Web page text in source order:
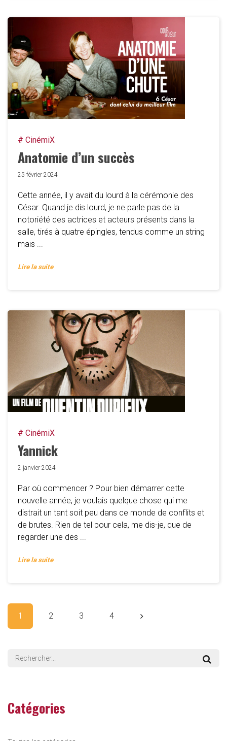
# CinémiX
Anatomie d’un succès
25 février 2024
Cette année, il y avait du lourd à la cérémonie des
César. Quand je dis lourd, je ne parle pas de la
notoriété des actrices et acteurs présents dans la
salle, tirés à quatre épingles, tendus comme un string
mais ...
Lire la suite
# CinémiX
Yannick
2 janvier 2024
Par où commencer ? Pour bien démarrer cette
nouvelle année, je voulais quelque chose qui me
distrait un tant soit peu dans ce monde de conflits et
de brutes. Rien de tel pour cela, me dis-je, que de
regarder une des ...
Lire la suite
1 2 3 4
Catégories